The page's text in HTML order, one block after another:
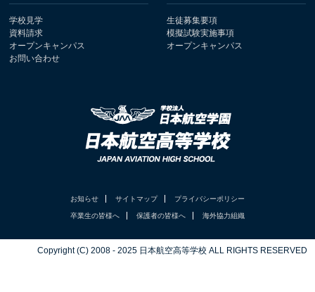
学校見学
資料請求
オープンキャンパス
お問い合わせ
生徒募集要項
模擬試験実施事項
オープンキャンパス
お知らせ サイトマップ プライバシーポリシー
卒業生の皆様へ 保護者の皆様へ 海外協力組織
Copyright (C) 2008 - 2025 日本航空高等学校 ALL RIGHTS RESERVED